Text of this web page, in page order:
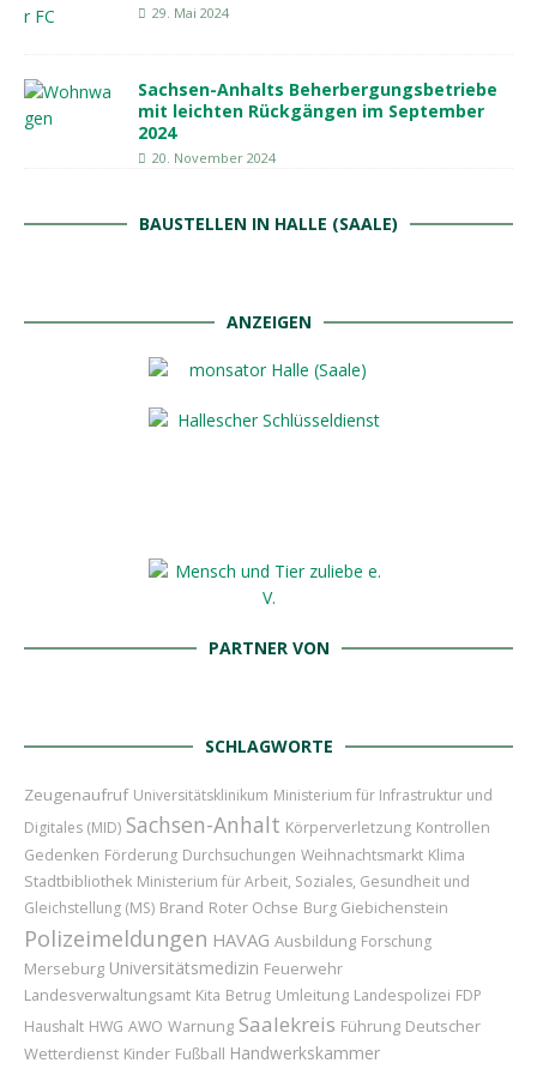
29. Mai 2024
Sachsen-Anhalts Beherbergungsbetriebe
mit leichten Rückgängen im September
2024
20. November 2024
BAUSTELLEN IN HALLE (SAALE)
ANZEIGEN
PARTNER VON
SCHLAGWORTE
Zeugenaufruf Universitätsklinikum Ministerium für Infrastruktur und
Digitales (MID) Sachsen-Anhalt Körperverletzung Kontrollen
Gedenken Förderung Durchsuchungen Weihnachtsmarkt Klima
Stadtbibliothek Ministerium für Arbeit, Soziales, Gesundheit und
Gleichstellung (MS) Brand Roter Ochse Burg Giebichenstein
Polizeimeldungen HAVAG Ausbildung Forschung
Merseburg Universitätsmedizin Feuerwehr
Landesverwaltungsamt Kita Betrug Umleitung Landespolizei FDP
Haushalt HWG AWO Warnung Saalekreis Führung Deutscher
Wetterdienst Kinder Fußball Handwerkskammer